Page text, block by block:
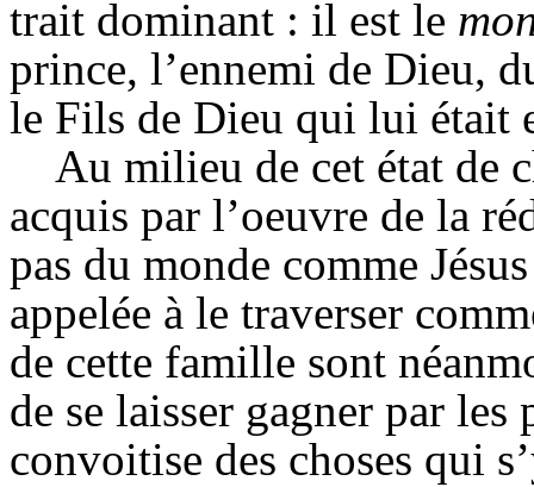
trait dominant : il est le
prince, l’ennemi de Dieu,
le Fils de Dieu qui lui était
Au milieu de cet état de
acquis par l’oeuvre de la
pas du monde comme
appelée à le traverser
de cette famille sont
de se laisser gagner par
convoitise des choses qui